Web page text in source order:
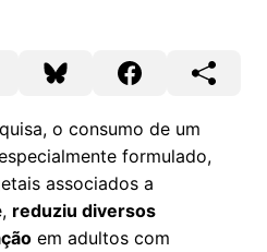
o consumo de um
formulado,
associados a
reduziu diversos
em adultos com